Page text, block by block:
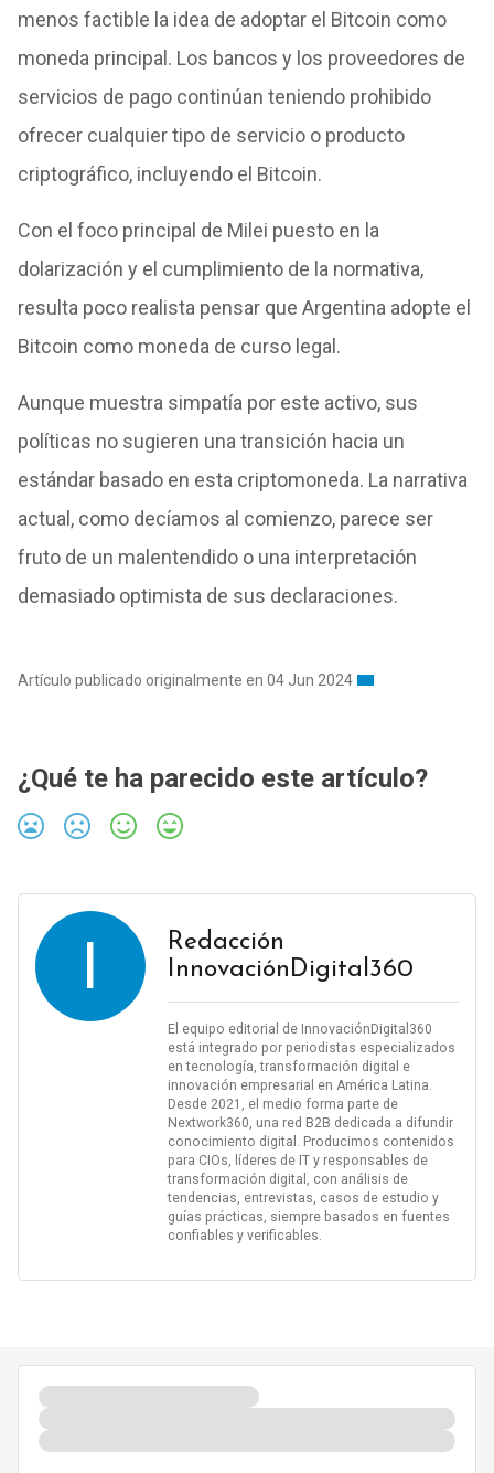
menos factible la idea de adoptar el Bitcoin como
moneda principal. Los bancos y los proveedores de
servicios de pago continúan teniendo prohibido
ofrecer cualquier tipo de servicio o producto
criptográfico, incluyendo el Bitcoin.
Con el foco principal de Milei puesto en la
dolarización y el cumplimiento de la normativa,
resulta poco realista pensar que Argentina adopte el
Bitcoin como moneda de curso legal.
Aunque muestra simpatía por este activo, sus
políticas no sugieren una transición hacia un
estándar basado en esta criptomoneda. La narrativa
actual, como decíamos al comienzo, parece ser
fruto de un malentendido o una interpretación
demasiado optimista de sus declaraciones.
Artículo publicado originalmente en 04 Jun 2024
¿Qué te ha parecido este artículo?
I
Redacción
InnovaciónDigital360
El equipo editorial de InnovaciónDigital360
está integrado por periodistas especializados
en tecnología, transformación digital e
innovación empresarial en América Latina.
Desde 2021, el medio forma parte de
Nextwork360, una red B2B dedicada a difundir
conocimiento digital. Producimos contenidos
para CIOs, líderes de IT y responsables de
transformación digital, con análisis de
tendencias, entrevistas, casos de estudio y
guías prácticas, siempre basados en fuentes
confiables y verificables.